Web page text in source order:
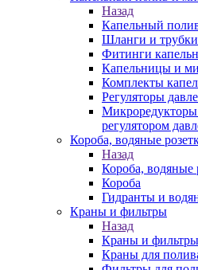
Назад
Капельный
Шланги и трубки
Фитинги
Капельницы и
Комплекты
Регуляторы
Микроредукторы
регулятором
Короба, водяные
Назад
Короба, водяные
Короба
Гидранты и
Краны и фильтры
Назад
Краны и фильтры
Краны для